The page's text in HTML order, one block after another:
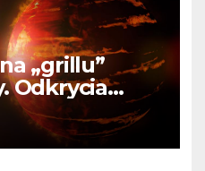
„grillu”
Odkrycia
o HD